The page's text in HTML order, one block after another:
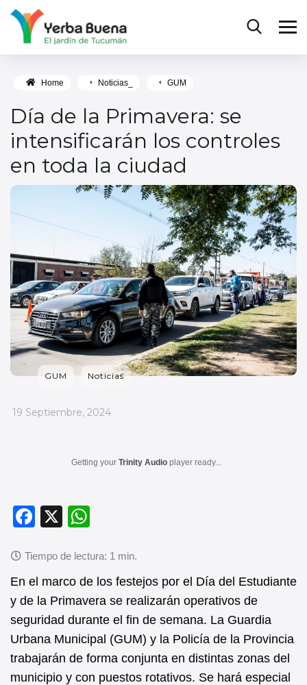
Home Noticias_ GUM
Día de la Primavera: se
intensificarán los controles
en toda la ciudad
GUM Noticias
_
19 Septiembre, 2024
Getting your Trinity Audio player ready...
F
c
e
b
o
o
k
X
at
s
A
p
p
En el marco de los festejos por el Día del Estudiante
y de la Primavera se realizarán operativos de
seguridad durante el fin de semana. La Guardia
Urbana Municipal (GUM) y la Policía de la Provincia
trabajarán de forma conjunta en distintas zonas del
municipio y con puestos rotativos. Se hará especial